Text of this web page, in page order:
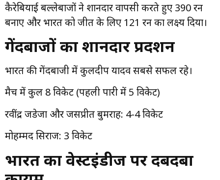
कैरेबियाई बल्लेबाजों ने शानदार वापसी करते हुए 390 रन
बनाए और भारत को जीत के लिए 121 रन का लक्ष्य दिया।
गेंदबाजों का शानदार प्रदर्शन
भारत की गेंदबाजी में कुलदीप यादव सबसे सफल रहे।
मैच में कुल 8 विकेट (पहली पारी में 5 विकेट)
रवींद्र जडेजा और जसप्रीत बुमराह: 4-4 विकेट
मोहम्मद सिराज: 3 विकेट
भारत का वेस्टइंडीज पर दबदबा